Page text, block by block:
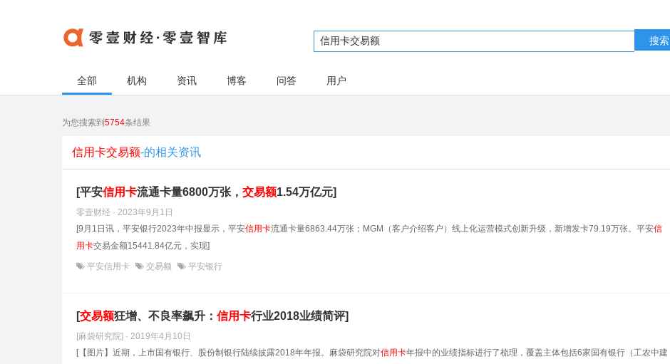
搜索
全部 机构 资讯 博客 问答 用户
为您搜索到 5754条结果
信用卡交易额-的相关资讯
[平安信用卡流通卡量6800万张， 交易额1.54万亿元]
零壹财经 · 2023年9月1日
[9月1日讯，平安银行2023年中报显示，平安信用卡流通卡量6863.44万张；MGM（客户介绍客户）线上化运营模式创新升级，新增发卡79.19万张。平安信
用卡交易金额15441.84亿元，实现]
平安信用卡 交易额 平安银行
[交易额狂增、不良率飙升： 信用卡行业2018业绩简评]
[麻袋研究院] · 2019年4月10日
[【图片】近期，上市国有银行、股份制银行陆续披露2018年年报。麻袋研究院对信用卡年报中的业绩指标进行了梳理，覆盖主体包括6家国有银行（工农中建